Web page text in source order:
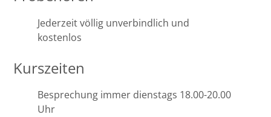
Jederzeit völlig unverbindlich und
kostenlos
Kurszeiten
Besprechung immer dienstags 18.00-20.00
Uhr